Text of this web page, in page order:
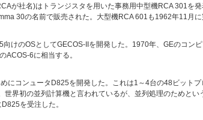
が社名)はトランジスタを用いた事務用中型機RCA 301を
30の名前で販売された。大型機RCA 601も1962年11月に
けのOSとしてGECOS-IIを開発した。1970年、GEのコン
ACOS-6に相当する。
にコンュータD825を開発した。これは1～4台の48ビット
界初の並列計算機と言われているが、並列処理のためと
を受注した。